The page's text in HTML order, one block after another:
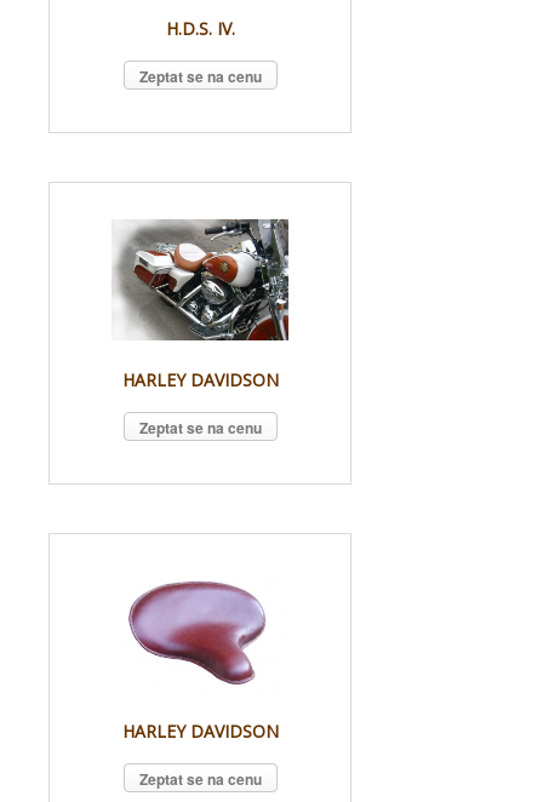
H.D.S. IV.
Zeptat se na cenu
HARLEY DAVIDSON
Zeptat se na cenu
HARLEY DAVIDSON
Zeptat se na cenu